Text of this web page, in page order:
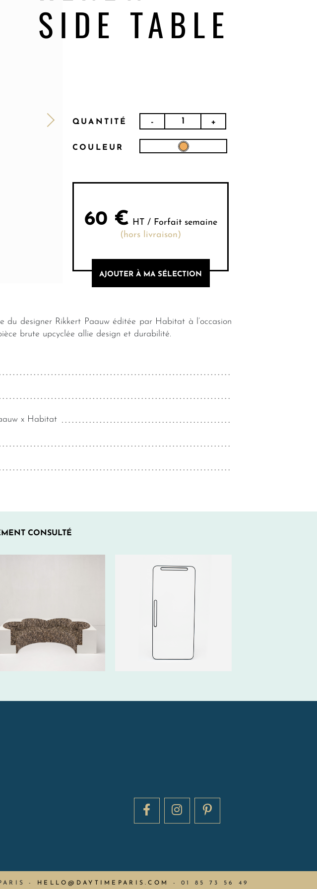
SIDE TABLE
QUANTITÉ - +
COULEUR
60 € HT / Forfait semaine
(hors livraison)
AJOUTER À MA SÉLECTION
designer Rikkert Paauw éditée par Habitat à l’occasion
brute upcyclée allie design et durabilité.
x Habitat
CONSULTÉ
800€
HT/SEM.
120€ HT/SEM.
- HELLO@DAYTIMEPARIS.COM - 01 85 73 56 49